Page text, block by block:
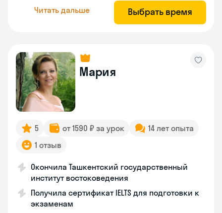
Читать дальше Выбрать время
Мария
5 от 1590 ₽ за урок
14 лет опыта
1 отзыв
Окончила Ташкентский государственный
институт востоковедения
Получила сертификат IELTS для подготовки к
экзаменам